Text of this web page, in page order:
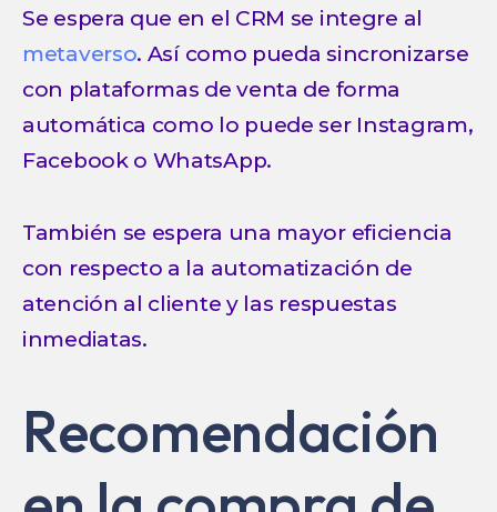
Se espera que en el CRM se integre al
metaverso. Así como pueda sincronizarse
con plataformas de venta de forma
automática como lo puede ser Instagram,
Facebook o WhatsApp.
También se espera una mayor eficiencia
con respecto a la automatización de
atención al cliente y las respuestas
inmediatas.
Recomendación